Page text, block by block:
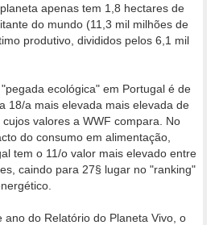
apenas tem 1,8 hectares de
do mundo (11,3 mil milhões de
produtivo, divididos pelos 6,1 mil
ecológica" em Portugal é de
18/a mais elevada mais elevada de
valores a WWF compara. No
do consumo em alimentação,
tem o 11/o valor mais elevado entre
caindo para 27§ lugar no "ranking"
ano do Relatório do Planeta Vivo, o